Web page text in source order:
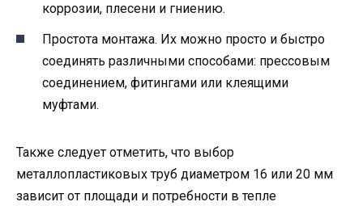
коррозии, плесени и гниению.
Простота монтажа. Их можно просто и быстро
соединять различными способами: прессовым
соединением, фитингами или клеящими
муфтами.
Также следует отметить, что выбор
металлопластиковых труб диаметром 16 или 20 мм
зависит от площади и потребности в тепле